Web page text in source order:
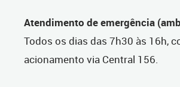
Atendimento de emergência
Todos os dias das 7h30 às 16h,
acionamento via Central 156.